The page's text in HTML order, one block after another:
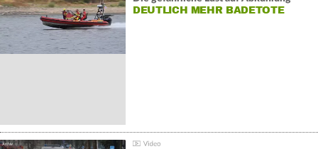
DEUTLICH MEHR BADETOTE